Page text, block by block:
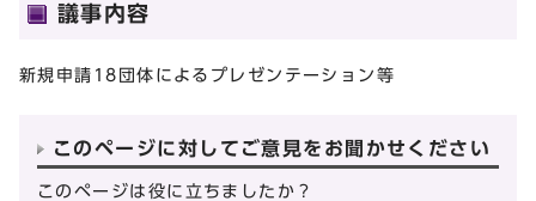
議事内容
新規申請18団体によるプレゼンテーション等
このページに対してご意見をお聞かせください
このページは役に立ちましたか？